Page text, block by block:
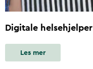
Digitale helsehjelper
Les mer